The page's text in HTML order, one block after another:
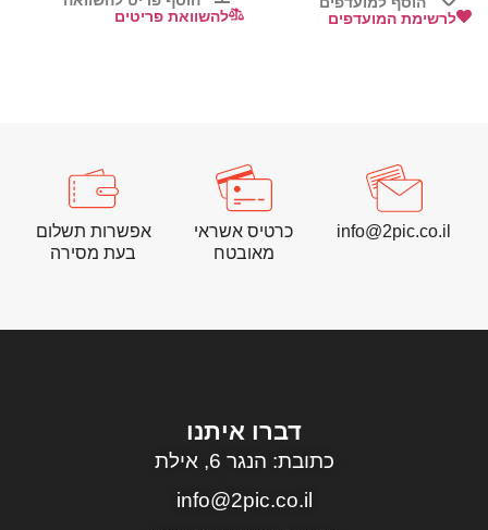
לרשימת המועדפים
להשוואת פריטים
info@2pic.co.il
כרטיס אשראי
מאובטח
אפשרות תשלום
בעת מסירה
דברו איתנו
כתובת: הנגר 6, אילת
info@2pic.co.il